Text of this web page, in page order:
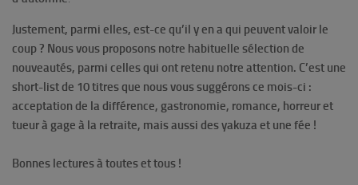
Justement, parmi elles, est-ce qu’il y en a qui peuvent valoir le
coup ? Nous vous proposons notre habituelle sélection de
nouveautés, parmi celles qui ont retenu notre attention. C’est une
short-list de 10 titres que nous vous suggérons ce mois-ci :
acceptation de la différence, gastronomie, romance, horreur et
tueur à gage à la retraite, mais aussi des yakuza et une fée !
Bonnes lectures à toutes et tous !